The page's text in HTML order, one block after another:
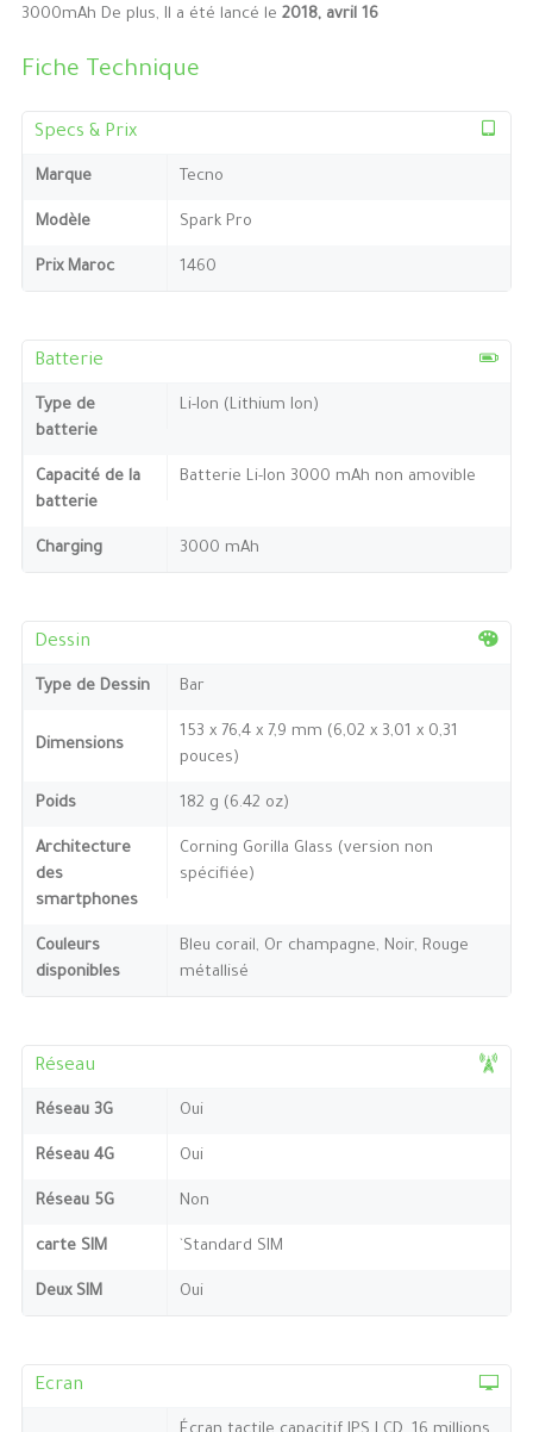
3000mAh De plus, Il a été lancé le 2018, avril 16
Fiche Technique
Specs & Prix
Marque Tecno
Modèle Spark Pro
Prix Maroc 1460
Batterie
Type de
batterie
Li-Ion (Lithium Ion)
Capacité de la
batterie
Batterie Li-Ion 3000 mAh non amovible
Charging 3000 mAh
Dessin
Type de Dessin Bar
Dimensions
153 x 76,4 x 7,9 mm (6,02 x 3,01 x 0,31
pouces)
Poids 182 g (6.42 oz)
Architecture
des
smartphones
Corning Gorilla Glass (version non
spécifiée)
Couleurs
disponibles
Bleu corail, Or champagne, Noir, Rouge
métallisé
Réseau
Réseau 3G Oui
Réseau 4G Oui
Réseau 5G Non
carte SIM `Standard SIM
Deux SIM Oui
Ecran